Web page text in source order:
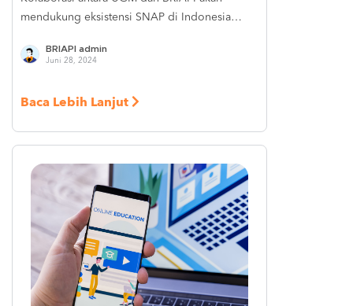
mendukung eksistensi SNAP di Indonesia
pembayaran digital efisien, aman, dan andal di
mahasiswa dan staf, serta mendukung visi BRI
dalam memperluas inklusi keuangan di
memperkuat peran UGM dalam berkontribusi
mengembangkan ekosistem pembayaran
digital yang efisien dan terintegrasi di
Indonesia.
BRIAPI admin
Juni 28, 2024
Baca Lebih Lanjut